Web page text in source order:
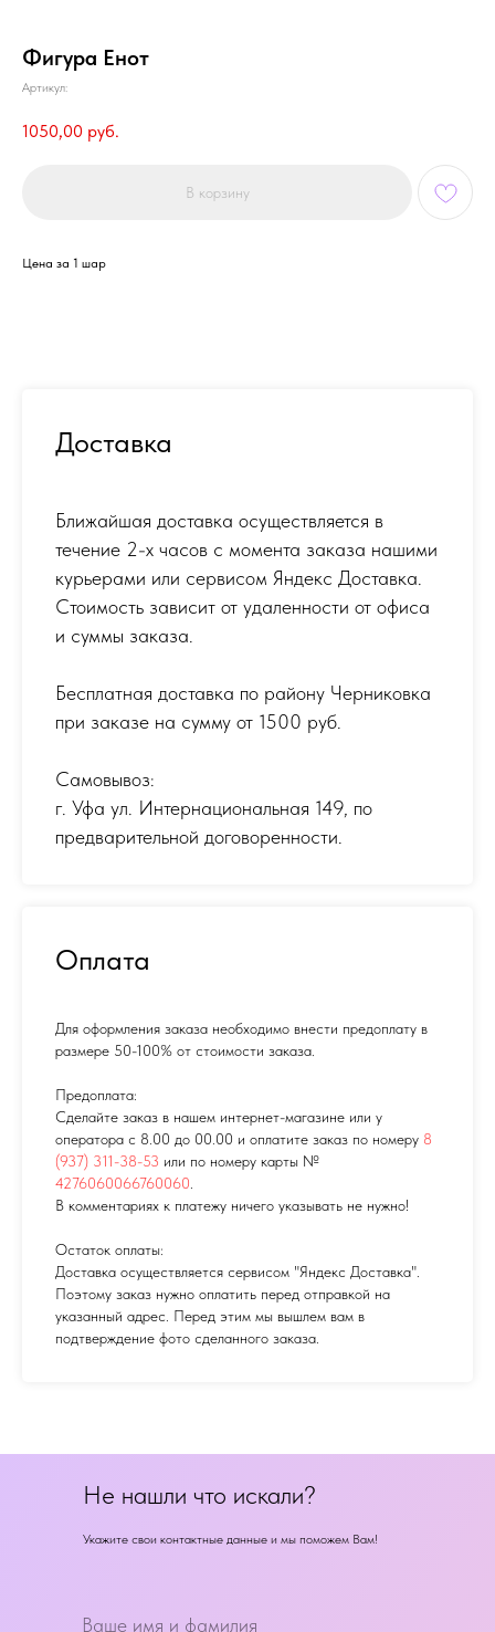
Фигура Енот
Артикул:
1050,00 руб.
В корзину
Цена за 1 шар
Доставка
Ближайшая доставка осуществляется в
течение 2-х часов с момента заказа нашими
курьерами или сервисом Яндекс Доставка.
Стоимость зависит от удаленности от офиса
и суммы заказа.
Бесплатная доставка по району Черниковка
при заказе на сумму от 1500 руб.
Самовывоз:
г. Уфа ул. Интернациональная 149, по
предварительной договоренности.
Оплата
Для оформления заказа необходимо внести предоплату в
размере 50-100% от стоимости заказа.
Предоплата:
Сделайте заказ в нашем интернет-магазине или у
оператора с 8.00 до 00.00 и оплатите заказ по номеру 8
(937) 311-38-53 или по номеру карты №
4276060066760060
В комментариях к платежу ничего указывать не нужно!
Остаток оплаты:
Доставка осуществляется сервисом "Яндекс Доставка".
Поэтому заказ нужно оплатить перед отправкой на
указанный адрес. Перед этим мы вышлем вам в
подтверждение фото сделанного заказа.
Не нашли что искали?
Укажите свои контактные данные и мы поможем Вам!